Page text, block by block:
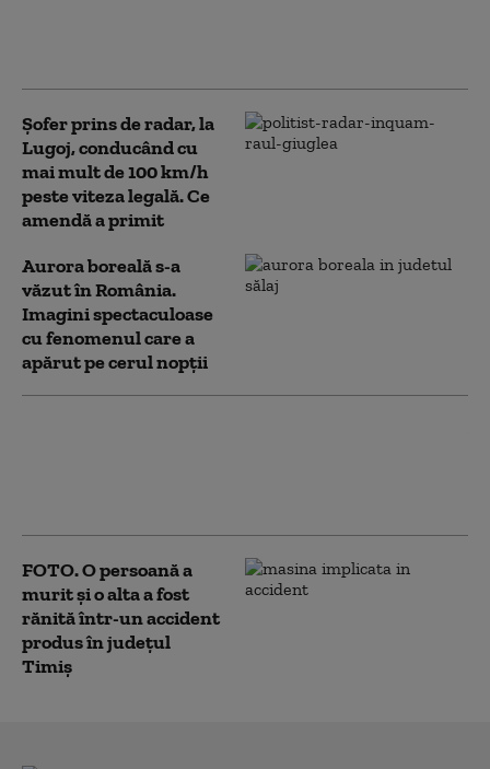
Șofer prins de radar, la
Lugoj, conducând cu
mai mult de 100 km/h
peste viteza legală. Ce
amendă a primit
Aurora boreală s-a
văzut în România.
Imagini spectaculoase
cu fenomenul care a
apărut pe cerul nopții
FOTO. O persoană a
murit şi o alta a fost
rănită într-un accident
produs în județul
Timiș